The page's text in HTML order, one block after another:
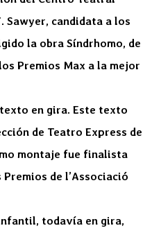
Sawyer, candidata a los
la obra Síndrhomo, de
Premios Max a la mejor
en gira. Este texto
de Teatro Express de
montaje fue finalista
de l’Associació
todavía en gira,